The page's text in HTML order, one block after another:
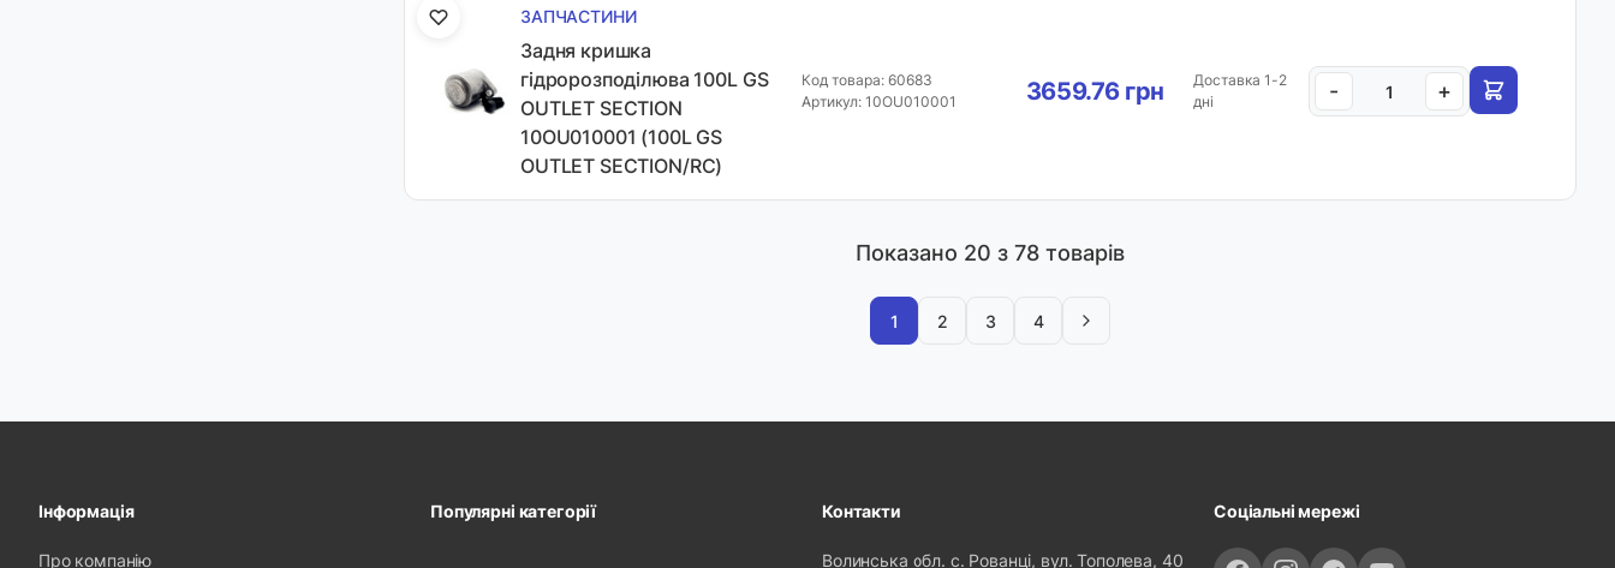
ЗАПЧАСТИНИ
Задня кришка
гідророзподілюва 100L GS
OUTLET SECTION
10OU010001 (100L GS
OUTLET SECTION/RC)
Код товара: 60683
Артикул: 10OU010001
3659.76 грн
Доставка 1-2
дні
- +
Показано 20 з 78 товарів
1 2 3 4
Інформація
Про компанію
Популярні категорії Контакти
Волинська обл. с. Рованці, вул. Тополева, 40
Соціальні мережі